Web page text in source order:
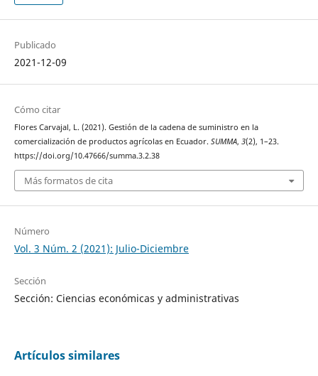
Publicado
2021-12-09
Cómo citar
Flores Carvajal, L. (2021). Gestión de la cadena de suministro en la
comercialización de productos agrícolas en Ecuador. SUMMA, 3(2), 1–23.
https://doi.org/10.47666/summa.3.2.38
Más formatos de cita
Número
Vol. 3 Núm. 2 (2021): Julio-Diciembre
Sección
Sección: Ciencias económicas y administrativas
Artículos similares